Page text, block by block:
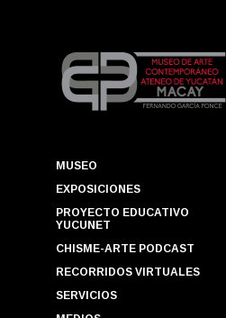
MUSEO
EXPOSICIONES
PROYECTO EDUCATIVO
YUCUNET
CHISME-ARTE PODCAST
RECORRIDOS VIRTUALES
SERVICIOS